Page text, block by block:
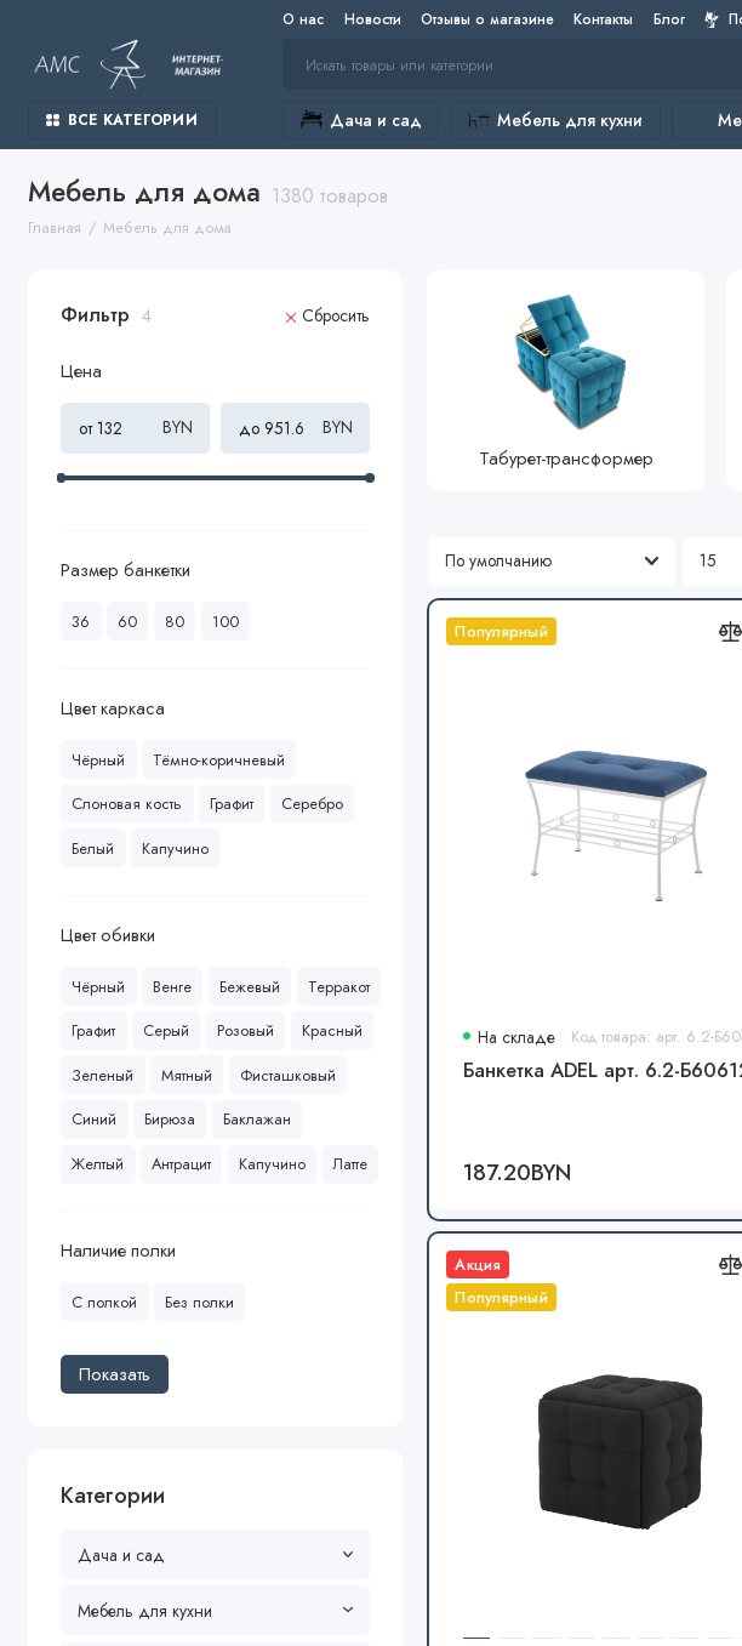
О нас Новости Отзывы о магазине Контакты Блог
ВСЕ КАТЕГОРИИ Дача и сад Мебель для кухни
Мебель для дома 1380 товаров
Главная Мебель для дома
Фильтр 4 Сбросить
Цена
BYN BYN
Размер банкетки
36 60 80 100
Цвет каркаса
Чёрный
Тёмно-коричневый
Слоновая кость
Графит
Серебро
Белый
Капучино
Цвет обивки
Чёрный Венге Бежевый
Терракот
Графит
Серый Розовый
Красный
Зеленый
Мятный
Фисташковый
Синий
Бирюза
Баклажан
Желтый
Антрацит Капучино Латте
Наличие полки
С полкой Без полки
Показать
Категории
Дача и сад
Мебель для кухни
Табурет-трансформер
Популярный
На складе Код товара: арт. 6.2-
Банкетка ADEL арт. 6.2-
187.20BYN
Акция
Популярный